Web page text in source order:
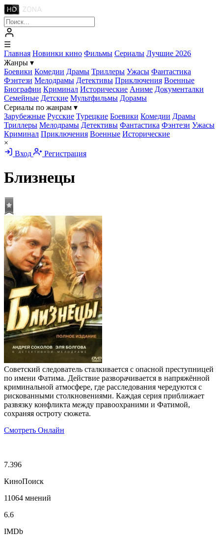
☰
Главная Новинки кино Фильмы Сериалы Лучшие 2026
Жанры ▾
Боевики Комедии Драмы Триллеры Ужасы Фантастика
Фэнтези Мелодрамы Детективы Приключения Военные
Биографии Криминал Исторические Аниме Документалки
Семейные Детские Мультфильмы Дорамы
Сериалы по жанрам ▾
Зарубежные Русские Турецкие Боевики Комедии Драмы
Триллеры Мелодрамы Детективы Фантастика Фэнтези Ужасы
Криминал Приключения Военные Исторические
×
Вход
Регистрация
Близнецы
Советский следователь сталкивается с опасной преступницей
по имени Фатима. Действие разворачивается в напряжённой
криминальной атмосфере, где расследования чередуются с
рискованными столкновениями. Каждая серия приближает
развязку конфликта между правоохраними и Фатимой,
сохраняя остроту сюжета.
Смотреть Онлайн
7.396
КиноПоиск
11064 мнений
6.6
IMDb